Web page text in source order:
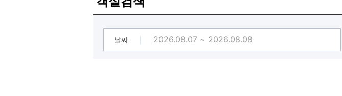
▷할인금액
쿠폰.........................(적용가능 3장)★Click★
[★ 2019.11월 신축 OPEN ★ 1실1주차 / 복층 객실 보유 / 베스트
날짜